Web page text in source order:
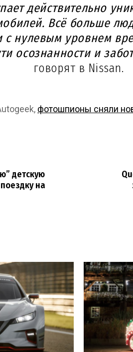
действительно
Всё больше
с нулевым уровнем
осознанности и
говорят в Nissan.
фотошпионы сняли
детскую
на